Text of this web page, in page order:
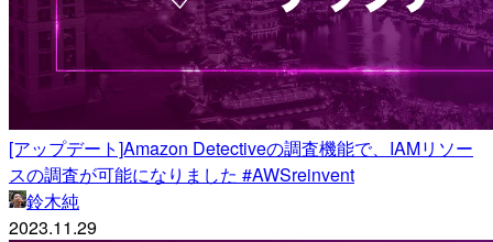
[アップデート]Amazon Detectiveの調査機能で、IAMリソー
スの調査が可能になりました #AWSreinvent
鈴木純
2023.11.29